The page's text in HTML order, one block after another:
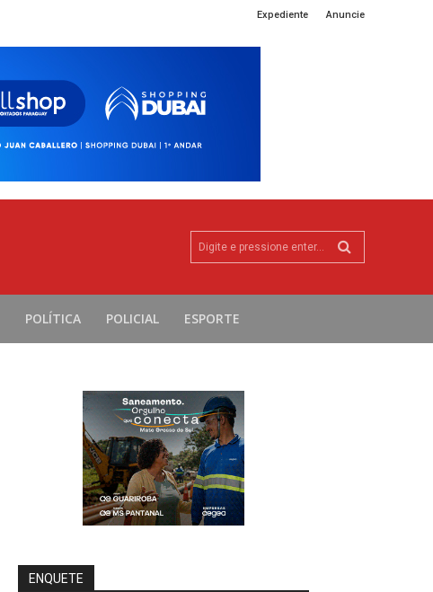
Expediente Anuncie
Digite e pressione enter...
POLÍTICA POLICIAL ESPORTE
ENQUETE